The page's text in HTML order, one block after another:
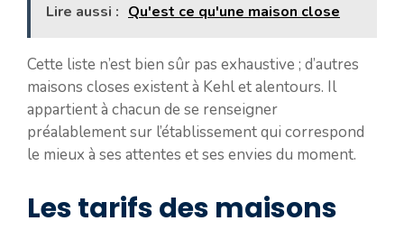
Lire aussi : Qu'est ce qu'une maison close
Cette liste n’est bien sûr pas exhaustive ; d’autres
maisons closes existent à Kehl et alentours. Il
appartient à chacun de se renseigner
préalablement sur l’établissement qui correspond
le mieux à ses attentes et ses envies du moment.
Les tarifs des maisons